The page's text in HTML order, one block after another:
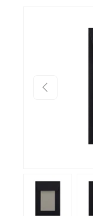
Zu
Vorherige